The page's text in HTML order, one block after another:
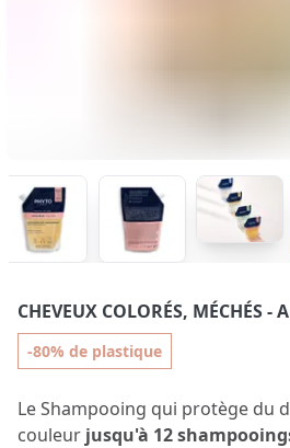
CHEVEUX COLORÉS, MÉCHÉS-
-80% de plastique
Le Shampooing qui protège du
couleur jusqu'à 12